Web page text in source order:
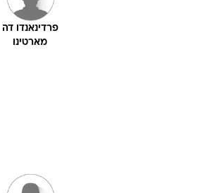
פרדינאנדו דה
מארטינו